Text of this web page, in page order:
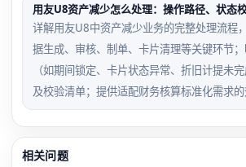
用友U8资产减少怎么处理：操作路径、状态
详解用友U8中资产减少业务的完整处理流程
据生成、审核、制单、卡片清理等关键环节
（如期间锁定、卡片状态异常、折旧计提未
及校验清单；提供适配财务核算标准化需求的
相关问题